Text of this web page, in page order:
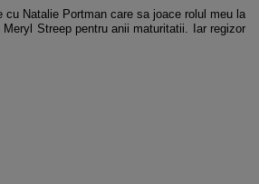
cu Natalie Portman care sa joace rolul meu la
Streep pentru anii maturitatii. Iar regizor